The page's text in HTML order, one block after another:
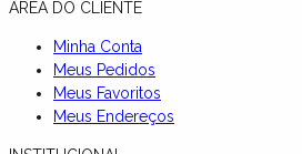
ÁREA DO CLIENTE
Minha Conta
Meus Pedidos
Meus Favoritos
Meus Endereços